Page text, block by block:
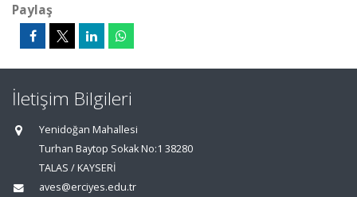
Paylaş
İletişim Bilgileri
Yenidoğan Mahallesi
Turhan Baytop Sokak No:1 38280
TALAS / KAYSERİ
aves@erciyes.edu.tr